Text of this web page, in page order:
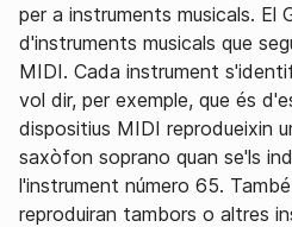
per a instruments musicals. El
d'instruments musicals que
MIDI. Cada instrument
vol dir, per exemple, que és
dispositius MIDI reprodueixin
saxòfon soprano quan se'ls
l'instrument número 65.
reproduiran tambors o altres